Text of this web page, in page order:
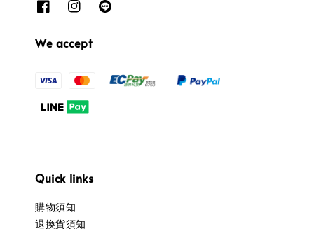
We accept
Quick links
購物須知
退換貨須知